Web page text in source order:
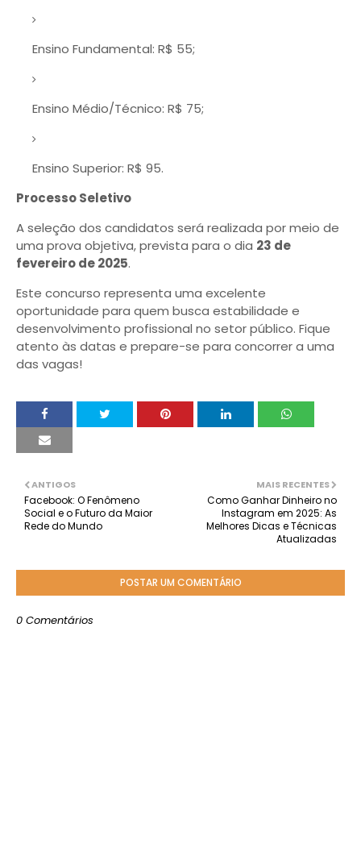
Ensino Fundamental: R$ 55;
Ensino Médio/Técnico: R$ 75;
Ensino Superior: R$ 95.
Processo Seletivo
A seleção dos candidatos será realizada por meio de
uma prova objetiva, prevista para o dia 23 de
fevereiro de 2025.
Este concurso representa uma excelente
oportunidade para quem busca estabilidade e
desenvolvimento profissional no setor público. Fique
atento às datas e prepare-se para concorrer a uma
das vagas!
MAIS RECENTES
Como Ganhar Dinheiro no
Instagram em 2025: As
Melhores Dicas e Técnicas
Atualizadas
ANTIGOS
Facebook: O Fenômeno
Social e o Futuro da Maior
Rede do Mundo
POSTAR UM COMENTÁRIO
0 Comentários